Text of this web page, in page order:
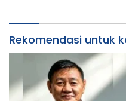
Rekomendasi untuk